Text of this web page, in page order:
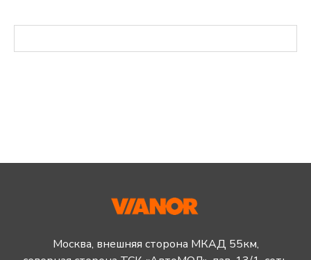
Москва, внешняя сторона МКАД 55км,